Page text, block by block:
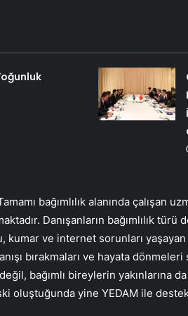
bağımlılık alanında çalışan
Danışanların bağımlılık
kumar ve internet sorunları
bırakmaları ve hayata dönmeleri
bağımlı bireylerin yakınlarına
oluştuğunda yine YEDAM ile